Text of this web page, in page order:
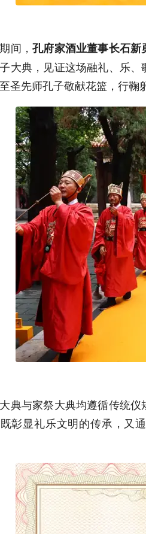
间，孔府家酒业董事长石
大典，见证这场融礼、乐
圣先师孔子敬献花篮，行鞠
典与家祭大典均遵循传统
彰显礼乐文明的传承，又